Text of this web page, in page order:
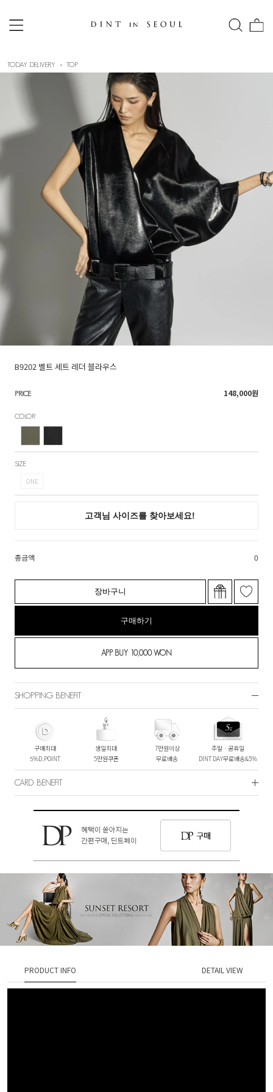
TODAY DELIVERY TOP
B9202 벨트 세트 레더 블라우스
PRICE 148,000원
COLOR
SIZE
ONE
총금액 0
장바구니
구매하기
SHOPPING BENEFIT
구매최대
5%D.POINT
생일최대
5만원쿠폰
7만원이상
무료배송
주말ㆍ공휴일
DINT DAY무료배송&5%
CARD BENEFIT
PRODUCT INFO DETAIL VIEW